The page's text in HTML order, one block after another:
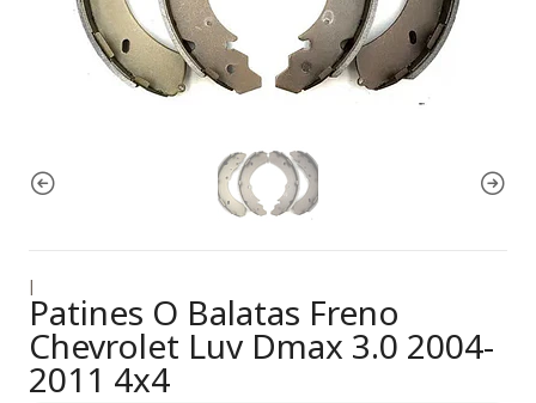
|
Patines O Balatas Freno
Chevrolet Luv Dmax 3.0 2004-
2011 4x4